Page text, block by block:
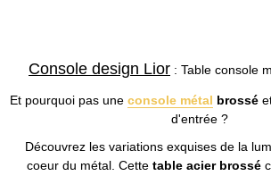
Console design Lior : Table console
Et pourquoi pas une console métal brossé
d'entrée ?
Découvrez les variations exquises de la
coeur du métal. Cette table acier brossé